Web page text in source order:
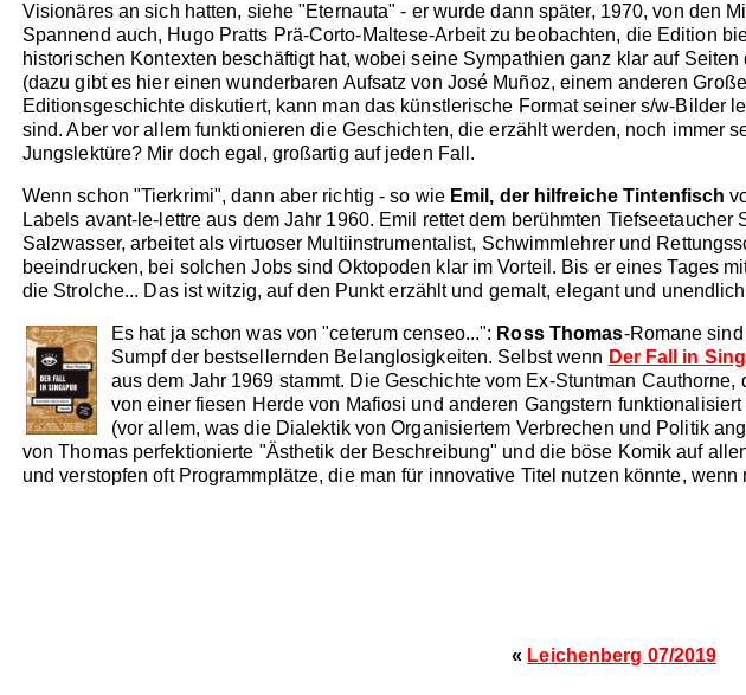
Visionäres an sich hatten, siehe "Eternauta" - er wurde dann später, 1970, von den
Spannend auch, Hugo Pratts Prä-Corto-Maltese-Arbeit zu beobachten, die Edition
historischen Kontexten beschäftigt hat, wobei seine Sympathien ganz klar auf
(dazu gibt es hier einen wunderbaren Aufsatz von José Muñoz, einem anderen
Editionsgeschichte diskutiert, kann man das künstlerische Format seiner s/w-
sind. Aber vor allem funktionieren die Geschichten, die erzählt werden, noch immer
Jungslektüre? Mir doch egal, großartig auf jeden Fall.
Wenn schon "Tierkrimi", dann aber richtig - so wie Emil, der hilfreiche Tintenfisch
Labels avant-le-lettre aus dem Jahr 1960. Emil rettet dem berühmten
Salzwasser, arbeitet als virtuoser Multiinstrumentalist, Schwimmlehrer und
beeindrucken, bei solchen Jobs sind Oktopoden klar im Vorteil. Bis er eines Tages
die Strolche... Das ist witzig, auf den Punkt erzählt und gemalt, elegant und
Es hat ja schon was von "ceterum censeo...": Ross Thomas-Romane
Sumpf der bestsellernden Belanglosigkeiten. Selbst wenn Der Fall in
aus dem Jahr 1969 stammt. Die Geschichte vom Ex-Stuntman
von einer fiesen Herde von Mafiosi und anderen Gangstern
(vor allem, was die Dialektik von Organisiertem Verbrechen und Politik
von Thomas perfektionierte "Ästhetik der Beschreibung" und die böse Komik auf
und verstopfen oft Programmplätze, die man für innovative Titel nutzen könnte,
« Leichenberg 07/2019